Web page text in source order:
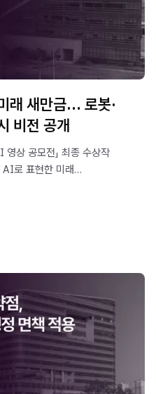
래 새만금… 로봇·
비전 공개
상 공모전」 최종 수상작
AI로 표현한 미래
할 계획입니다.